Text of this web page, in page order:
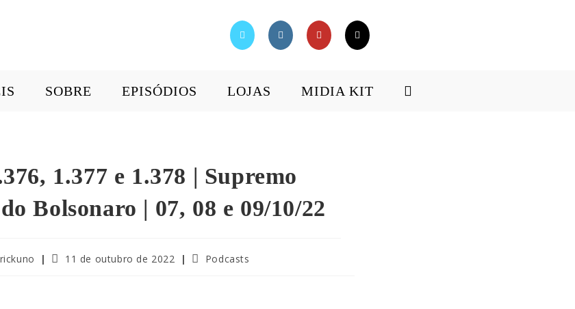
SOBRE EPISÓDIOS LOJAS MIDIA KIT
1.377 e 1.378 | Supremo
Bolsonaro | 07, 08 e 09/10/22
11 de outubro de 2022 Podcasts